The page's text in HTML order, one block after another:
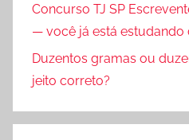
Concurso TJ SP
— você já está estudando
Duzentos gramas ou
jeito correto?